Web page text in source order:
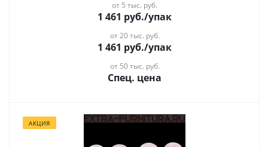
от 5 тыс. руб.
1 461 руб./упак
от 20 тыс. руб.
1 461 руб./упак
от 50 тыс. руб.
Спец. цена
АКЦИЯ